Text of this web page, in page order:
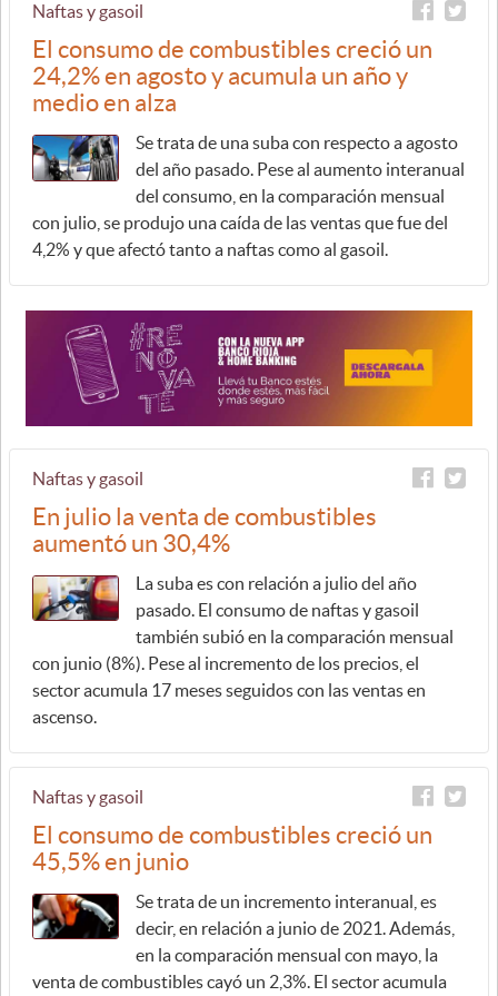
Naftas y gasoil
El consumo de combustibles creció un
24,2% en agosto y acumula un año y
medio en alza
Se trata de una suba con respecto a agosto
del año pasado. Pese al aumento interanual
del consumo, en la comparación mensual
con julio, se produjo una caída de las ventas que fue del
4,2% y que afectó tanto a naftas como al gasoil.
Naftas y gasoil
En julio la venta de combustibles
aumentó un 30,4%
La suba es con relación a julio del año
pasado. El consumo de naftas y gasoil
también subió en la comparación mensual
con junio (8%). Pese al incremento de los precios, el
sector acumula 17 meses seguidos con las ventas en
ascenso.
Naftas y gasoil
El consumo de combustibles creció un
45,5% en junio
Se trata de un incremento interanual, es
decir, en relación a junio de 2021. Además,
en la comparación mensual con mayo, la
venta de combustibles cayó un 2,3%. El sector acumula